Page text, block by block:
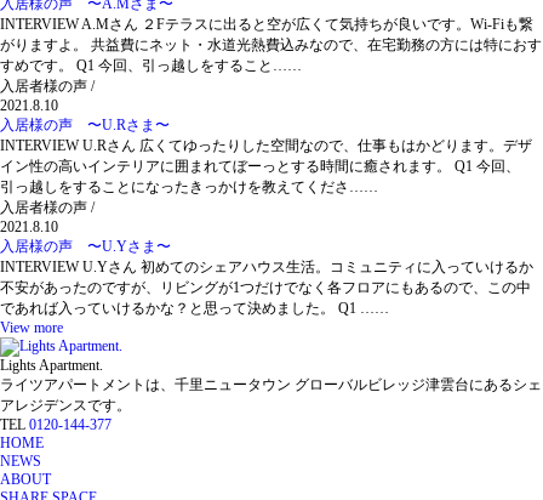
入居様の声 〜A.Mさま〜
INTERVIEW A.Mさん ２Fテラスに出ると空が広くて気持ちが良いです。Wi-Fiも繋
がりますよ。 共益費にネット・水道光熱費込みなので、在宅勤務の方には特におす
すめです。 Q1 今回、引っ越しをすること……
入居者様の声 /
2021.8.10
入居様の声 〜U.Rさま〜
INTERVIEW U.Rさん 広くてゆったりした空間なので、仕事もはかどります。デザ
イン性の高いインテリアに囲まれてぼーっとする時間に癒されます。 Q1 今回、
引っ越しをすることになったきっかけを教えてくださ……
入居者様の声 /
2021.8.10
入居様の声 〜U.Yさま〜
INTERVIEW U.Yさん 初めてのシェアハウス生活。コミュニティに入っていけるか
不安があったのですが、リビングが1つだけでなく各フロアにもあるので、この中
であれば入っていけるかな？と思って決めました。 Q1 ……
View more
Lights Apartment.
ライツアパートメントは、千里ニュータウン グローバルビレッジ津雲台にあるシェ
アレジデンスです。
TEL 0120-144-377
HOME
NEWS
ABOUT